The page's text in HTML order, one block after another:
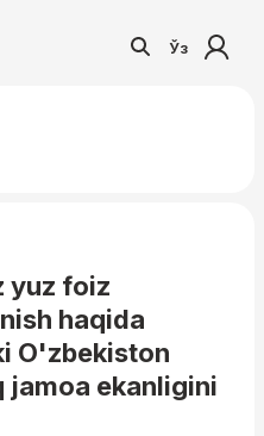
Ўз
yuz foiz
haqida
O'zbekiston
jamoa ekanligini